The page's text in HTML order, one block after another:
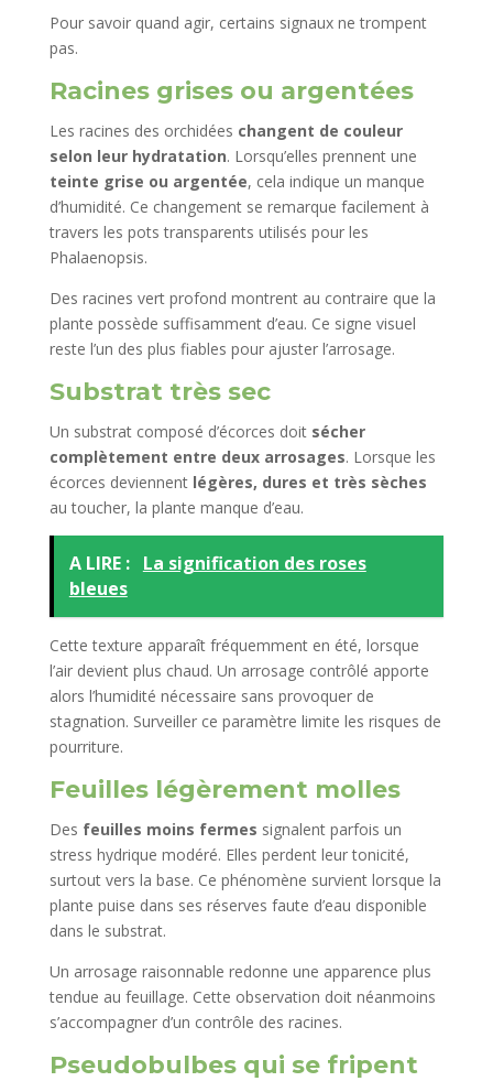
Pour savoir quand agir, certains signaux ne trompent
pas.
Racines grises ou argentées
Les racines des orchidées changent de couleur
selon leur hydratation. Lorsqu’elles prennent une
teinte grise ou argentée, cela indique un manque
d’humidité. Ce changement se remarque facilement à
travers les pots transparents utilisés pour les
Phalaenopsis.
Des racines vert profond montrent au contraire que la
plante possède suffisamment d’eau. Ce signe visuel
reste l’un des plus fiables pour ajuster l’arrosage.
Substrat très sec
Un substrat composé d’écorces doit sécher
complètement entre deux arrosages. Lorsque les
écorces deviennent légères, dures et très sèches
au toucher, la plante manque d’eau.
A LIRE : La signification des roses
bleues
Cette texture apparaît fréquemment en été, lorsque
l’air devient plus chaud. Un arrosage contrôlé apporte
alors l’humidité nécessaire sans provoquer de
stagnation. Surveiller ce paramètre limite les risques de
pourriture.
Feuilles légèrement molles
Des feuilles moins fermes signalent parfois un
stress hydrique modéré. Elles perdent leur tonicité,
surtout vers la base. Ce phénomène survient lorsque la
plante puise dans ses réserves faute d’eau disponible
dans le substrat.
Un arrosage raisonnable redonne une apparence plus
tendue au feuillage. Cette observation doit néanmoins
s’accompagner d’un contrôle des racines.
Pseudobulbes qui se fripent